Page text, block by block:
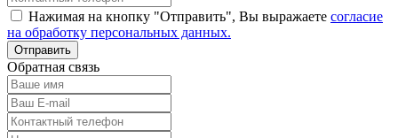
Нажимая на кнопку "Отправить", Вы выражаете согласие
на обработку персональных данных.
Обратная связь